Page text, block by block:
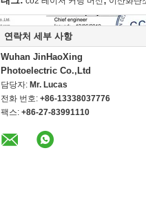
연락처 세부 사항
Wuhan JinHaoXing
Photoelectric Co.,Ltd
담당자: Mr. Lucas
전화 번호: +86-13338037776
팩스: +86-27-83991110